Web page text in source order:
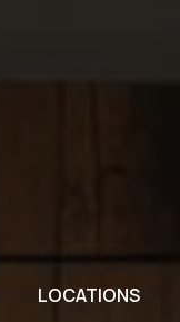
LOCATIONS